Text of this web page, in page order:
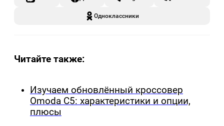
Одноклассники
Читайте также:
Изучаем обновлённый кроссовер
Omoda C5: характеристики и опции,
плюсы